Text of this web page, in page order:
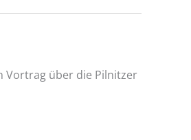
Vortrag über die Pilnitzer